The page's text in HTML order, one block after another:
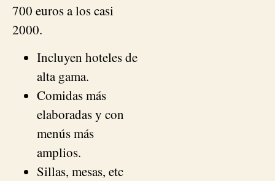
700 euros a los casi
2000.
Incluyen hoteles de
alta gama.
Comidas más
elaboradas y con
menús más
amplios.
Sillas, mesas, etc